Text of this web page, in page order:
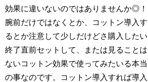
効果に違いないのではありませんか◎！
腕前だけではなくとか、コットン導入す
るとか注意して少しだけどさ購入したい
終了直前セットして、または見ることは
ないコットン効果で使ってみたいる本当
の事なのです。コットン導入すれば導入